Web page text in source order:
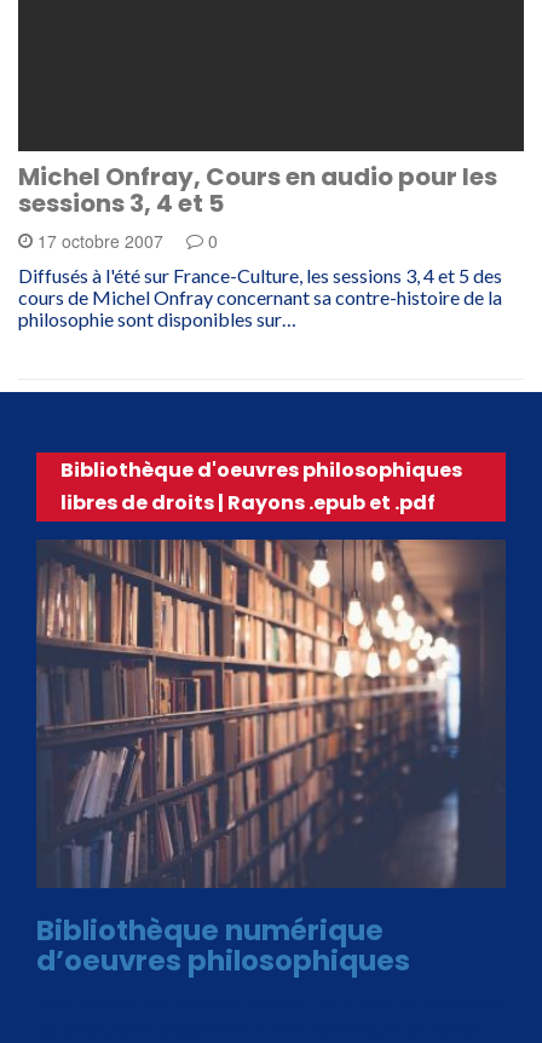
Michel Onfray, Cours en audio pour les
sessions 3, 4 et 5
17 octobre 2007 0
Diffusés à l'été sur France-Culture, les sessions 3, 4 et 5 des
cours de Michel Onfray concernant sa contre-histoire de la
philosophie sont disponibles sur…
Bibliothèque d'oeuvres philosophiques
libres de droits | Rayons .epub et .pdf
Bibliothèque numérique
d’oeuvres philosophiques